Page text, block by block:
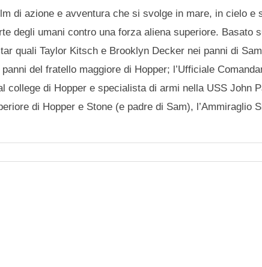
di azione e avventura che si svolge in mare, in cielo e
degli umani contro una forza aliena superiore. Basato
quali Taylor Kitsch e Brooklyn Decker nei panni di
del fratello maggiore di Hopper; l’Ufficiale
college di Hopper e specialista di armi nella USS John
di Hopper e Stone (e padre di Sam), l’Ammiraglio